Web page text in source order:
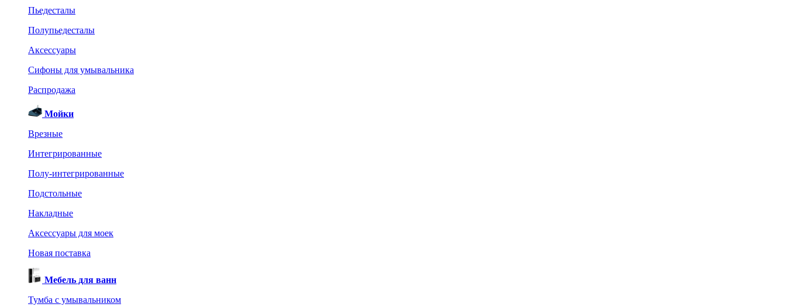
Пьедесталы
Полупьедесталы
Аксессуары
Сифоны для умывальника
Распродажа
Мойки
Врезные
Интегрированные
Полу-интегрированные
Подстольные
Накладные
Аксессуары для моек
Новая поставка
Мебель для ванн
Тумба с умывальником